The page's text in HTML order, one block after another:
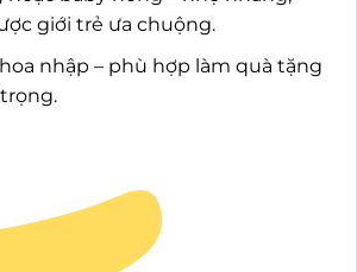
giới trẻ ưa chuộng.
nhập – phù hợp làm quà tặng